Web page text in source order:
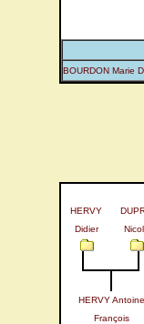
BOURDON Marie
HERVY
Didier
HERVY Antoine
François